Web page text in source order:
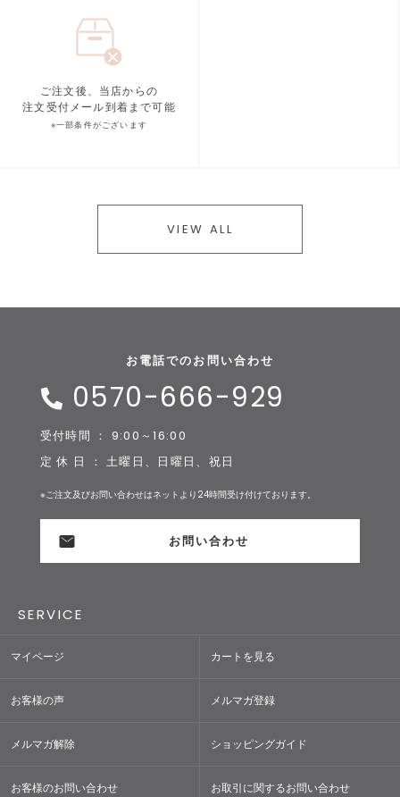
ご注文後、当店からの
注文受付メール到着まで可能
※一部条件がございます
VIEW ALL
お電話でのお問い合わせ
0570-666-929
受付時間 ： 9:00～16:00
定 休 日 ： 土曜日、日曜日、祝日
※ご注文及びお問い合わせはネットより24時間受け付けております。
お問い合わせ
SERVICE
マイページ カートを見る
お客様の声 メルマガ登録
メルマガ解除 ショッピングガイド
お客様のお問い合わせ お取引に関するお問い合わせ